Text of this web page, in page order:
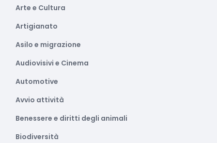
Arte e Cultura
Artigianato
Asilo e migrazione
Audiovisivi e Cinema
Automotive
Avvio attività
Benessere e diritti degli animali
Biodiversità